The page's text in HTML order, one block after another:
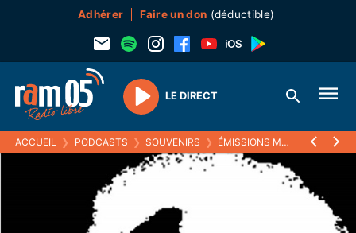
Adhérer Faire un don (déductible)
Play
LE DIRECT
ACCUEIL ❯ PODCASTS ❯ SOUVENIRS ❯ ÉMISSIONS MUSICALES (SOUVENIRS)